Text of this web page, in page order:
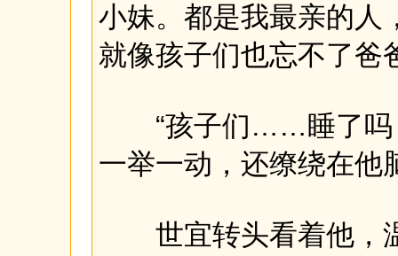
小妹。都是我最亲的人
就像孩子们也忘不了爸
“孩子们……睡了吗？
一举一动，还缭绕在他
世宜转头看着他，温